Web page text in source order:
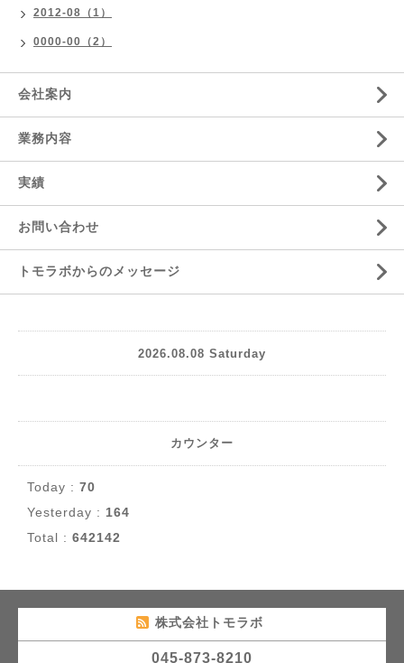
2012-08（1）
0000-00（2）
会社案内
業務内容
実績
お問い合わせ
トモラボからのメッセージ
2026.08.08 Saturday
カウンター
Today : 70
Yesterday : 164
Total : 642142
株式会社トモラボ
045-873-8210